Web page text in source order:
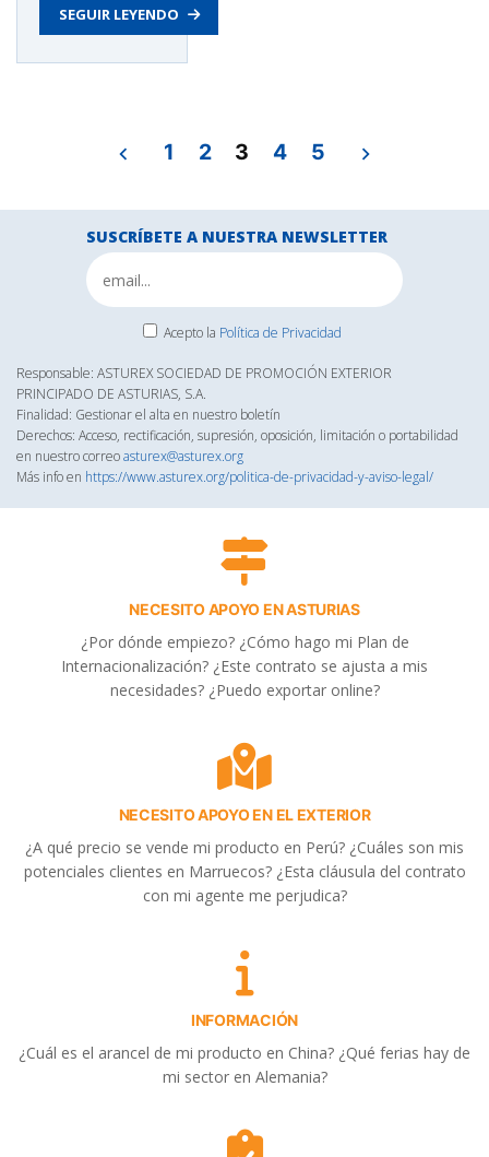
sistema
de
tramitación
su
SEGUIR LEYENDO
Navegación
entradas
1 2 3 4 5
SUSCRÍBETE A NUESTRA NEWSLETTER
Acepto la Política de Privacidad
Responsable: ASTUREX SOCIEDAD DE PROMOCIÓN EXTERIOR
PRINCIPADO DE ASTURIAS, S.A.
Finalidad: Gestionar el alta en nuestro boletín
Derechos: Acceso, rectificación, supresión, oposición, limitación o portabilidad
en nuestro correoasturex@asturex.org
Más info en https://www.asturex.org/politica-de-privacidad-y-aviso-legal/
NECESITO APOYO EN ASTURIAS
¿Por dónde empiezo? ¿Cómo hago mi Plan de
Internacionalización? ¿Este contrato se ajusta a mis
necesidades? ¿Puedo exportar online?
NECESITO APOYO EN EL EXTERIOR
¿A qué precio se vende mi producto en Perú? ¿Cuáles son mis
potenciales clientes en Marruecos? ¿Esta cláusula del contrato
con mi agente me perjudica?
INFORMACIÓN
¿Cuál es el arancel de mi producto en China? ¿Qué ferias hay de
mi sector en Alemania?